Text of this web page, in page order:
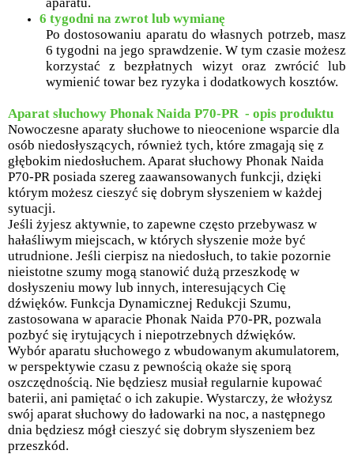
6 tygodni na zwrot lub wymianę
Po dostosowaniu aparatu do własnych potrzeb, masz
6 tygodni na jego sprawdzenie. W tym czasie możesz
korzystać z bezpłatnych wizyt oraz zwrócić lub
wymienić towar bez ryzyka i dodatkowych kosztów.
Aparat słuchowy Phonak Naida P70-PR - opis produktu
Nowoczesne aparaty słuchowe to nieocenione wsparcie dla
osób niedosłyszących, również tych, które zmagają się z
głębokim niedosłuchem. Aparat słuchowy Phonak Naida
P70-PR posiada szereg zaawansowanych funkcji, dzięki
którym możesz cieszyć się dobrym słyszeniem w każdej
sytuacji.
Jeśli żyjesz aktywnie, to zapewne często przebywasz w
hałaśliwym miejscach, w których słyszenie może być
utrudnione. Jeśli cierpisz na niedosłuch, to takie pozornie
nieistotne szumy mogą stanowić dużą przeszkodę w
dosłyszeniu mowy lub innych, interesujących Cię
dźwięków. Funkcja Dynamicznej Redukcji Szumu,
zastosowana w aparacie Phonak Naida P70-PR, pozwala
pozbyć się irytujących i niepotrzebnych dźwięków.
Wybór aparatu słuchowego z wbudowanym akumulatorem,
w perspektywie czasu z pewnością okaże się sporą
oszczędnością. Nie będziesz musiał regularnie kupować
baterii, ani pamiętać o ich zakupie. Wystarczy, że włożysz
swój aparat słuchowy do ładowarki na noc, a następnego
dnia będziesz mógł cieszyć się dobrym słyszeniem bez
przeszkód.